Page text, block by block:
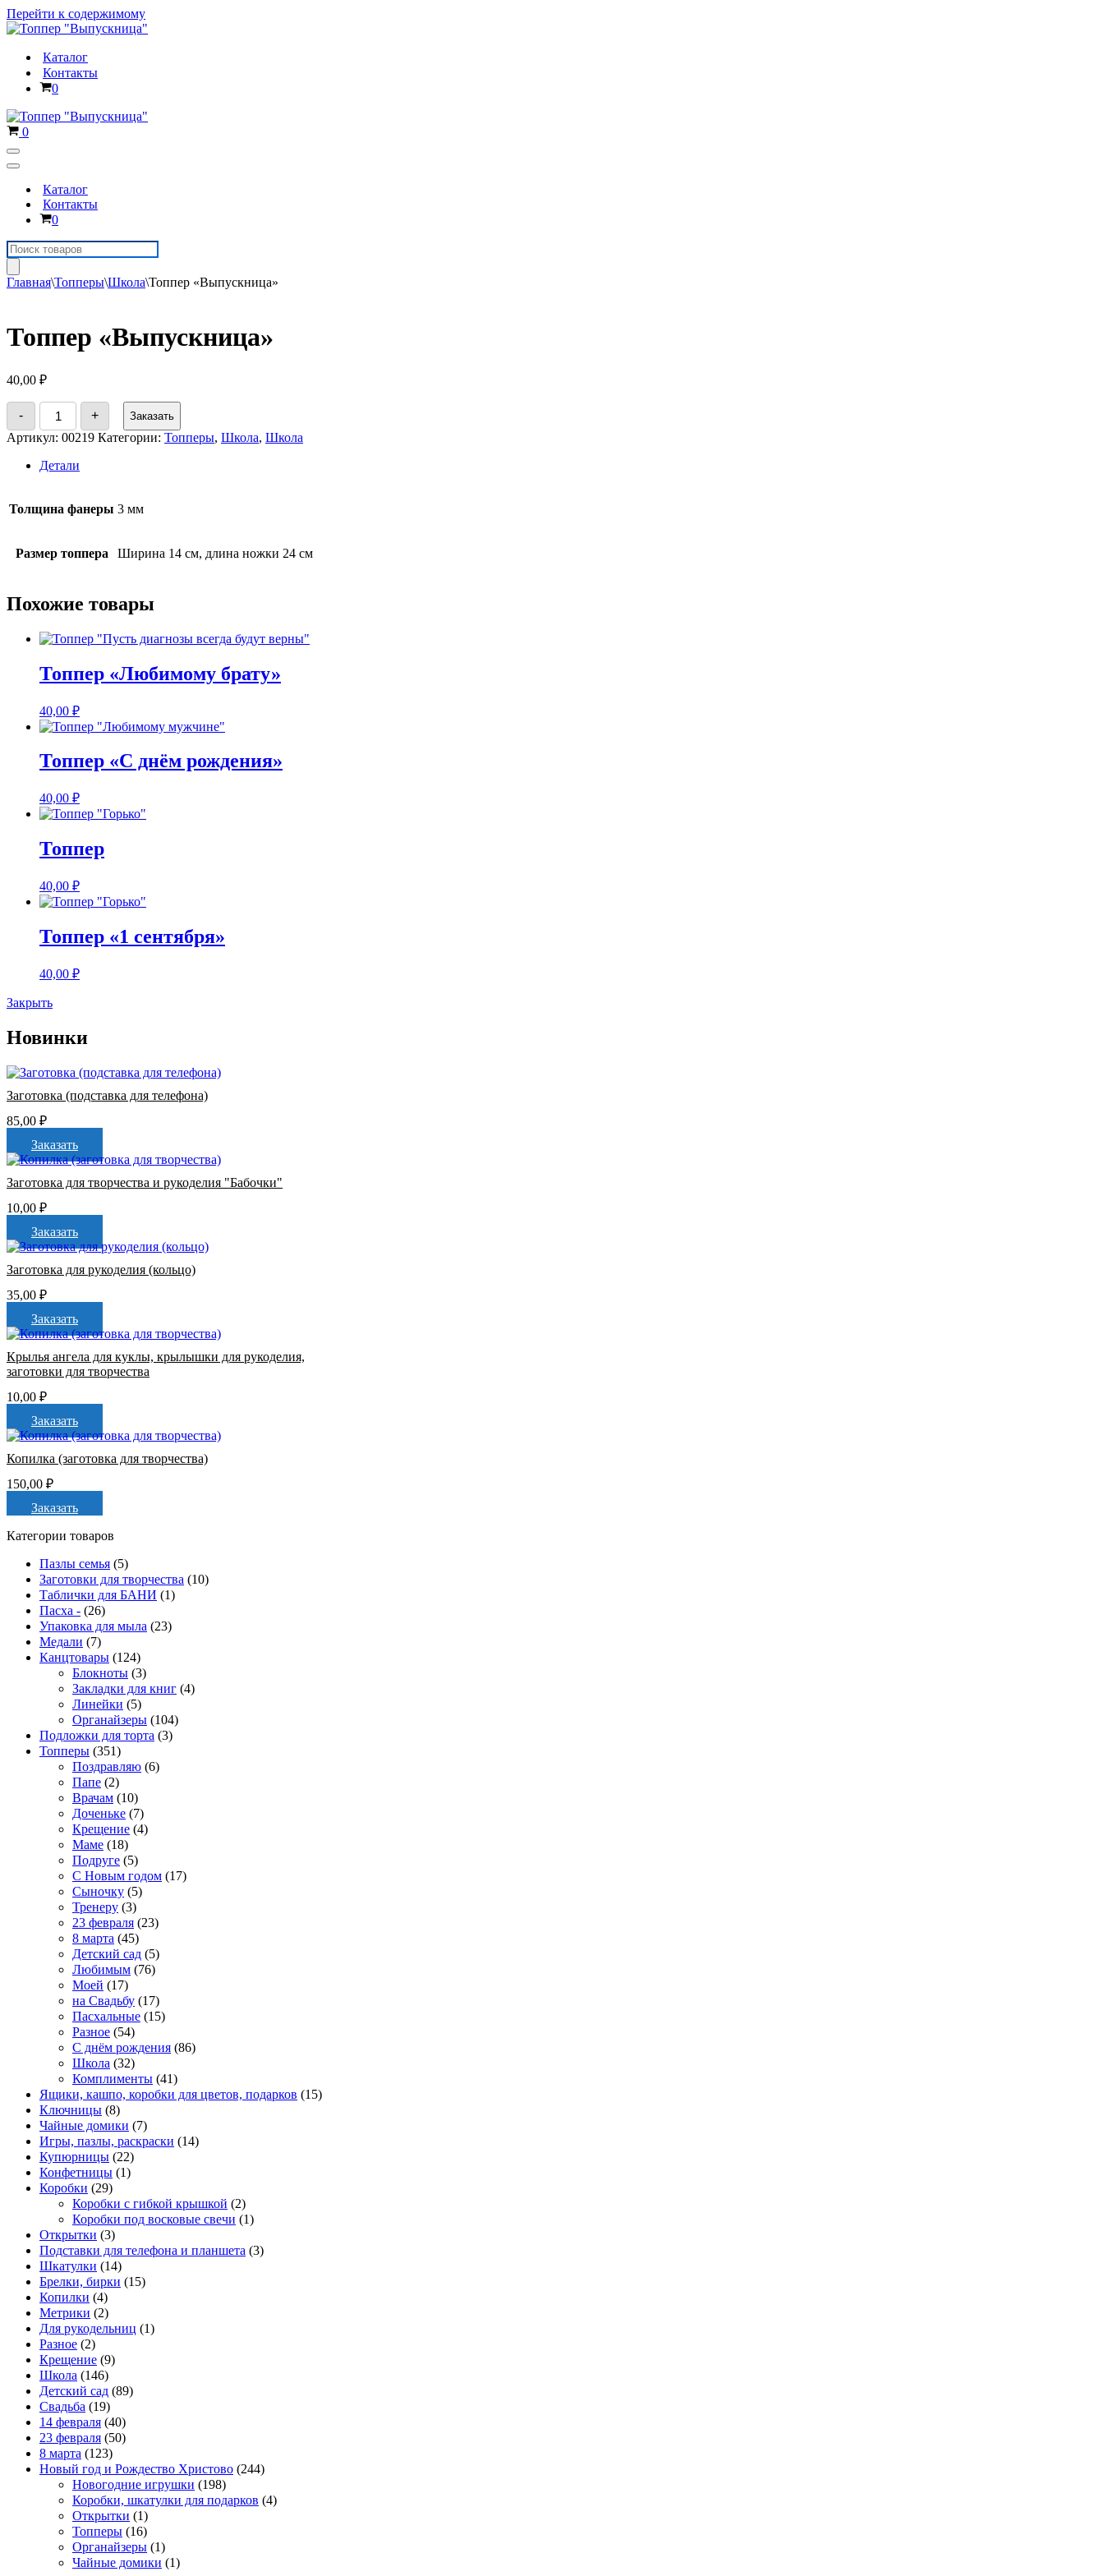
Перейти к содержимому
Каталог
Контакты
Корзина
0
Корзина
0
Меню
навигации
Меню
навигацииКаталог
Контакты
Корзина
0
Поиск
товаров
Главная\Топперы\Школа\Топпер «Выпускница»
Топпер «Выпускница»
40,00 ₽
-
Количество
товара
Топпер
"Выпускница"
+ Заказать
Артикул: 00219 Категории: Топперы, Школа, Школа
Детали
Толщина фанеры 3 мм
Размер топпера Ширина 14 см, длина ножки 24 см
Похожие товары
Топпер «Любимому брату»
40,00 ₽
Топпер «С днём рождения»
40,00 ₽
Топпер
40,00 ₽
Топпер «1 сентября»
40,00 ₽
Закрыть
Новинки
Заготовка (подставка для телефона)
85,00 ₽
Заказать
Заготовка для творчества и рукоделия "Бабочки"
10,00 ₽
Заказать
Заготовка для рукоделия (кольцо)
35,00 ₽
Заказать
Крылья ангела для куклы, крылышки для рукоделия,
заготовки для творчества
10,00 ₽
Заказать
Копилка (заготовка для творчества)
150,00 ₽
Заказать
Категории товаров
Пазлы семья (5)
Заготовки для творчества (10)
Таблички для БАНИ (1)
Пасха - (26)
Упаковка для мыла (23)
Медали (7)
Канцтовары (124)
Блокноты (3)
Закладки для книг (4)
Линейки (5)
Органайзеры (104)
Подложки для торта (3)
Топперы (351)
Поздравляю (6)
Папе (2)
Врачам (10)
Доченьке (7)
Крещение (4)
Маме (18)
Подруге (5)
С Новым годом (17)
Сыночку (5)
Тренеру (3)
23 февраля (23)
8 марта (45)
Детский сад (5)
Любимым (76)
Моей (17)
на Свадьбу (17)
Пасхальные (15)
Разное (54)
С днём рождения (86)
Школа (32)
Комплименты (41)
Ящики, кашпо, коробки для цветов, подарков (15)
Ключницы (8)
Чайные домики (7)
Игры, пазлы, раскраски (14)
Купюрницы (22)
Конфетницы (1)
Коробки (29)
Коробки с гибкой крышкой (2)
Коробки под восковые свечи (1)
Открытки (3)
Подставки для телефона и планшета (3)
Шкатулки (14)
Брелки, бирки (15)
Копилки (4)
Метрики (2)
Для рукодельниц (1)
Разное (2)
Крещение (9)
Школа (146)
Детский сад (89)
Свадьба (19)
14 февраля (40)
23 февраля (50)
8 марта (123)
Новый год и Рождество Христово (244)
Новогодние игрушки (198)
Коробки, шкатулки для подарков (4)
Открытки (1)
Топперы (16)
Органайзеры (1)
Чайные домики (1)